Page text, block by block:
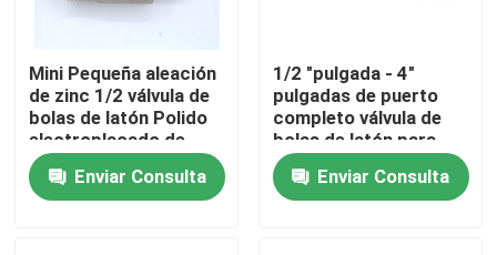
Control de calidad
éntrenos en contacto con
Pida una cita
Mini Pequeña aleación
de zinc 1/2 válvula de
bolas de latón Polido
electroplacado de
tubería de agua
accesorios conjuntos
Enviar Consulta
1/2 "pulgada - 4"
pulgadas de puerto
completo válvula de
bolas de latón para
agua aceite y gas con
mango de plástico
amarillo
Enviar Consulta